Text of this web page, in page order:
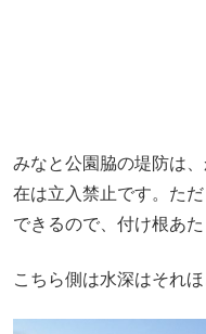
みなと公園脇の堤防は
在は立入禁止です。た
できるので、付け根あ
こちら側は水深はそれほ